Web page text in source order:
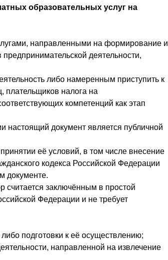
образовательных услуг на
направленными на формирование и
деятельности,
либо намеренным приступить к
плательщиков налога на
компетенций как этап
настоящий документ является публичной
её условий, в том числе внесение
кодекса Российской Федерации
документе.
считается заключённым в простой
Федерации и не требует
подготовки к её осуществлению;
направленной на извлечение